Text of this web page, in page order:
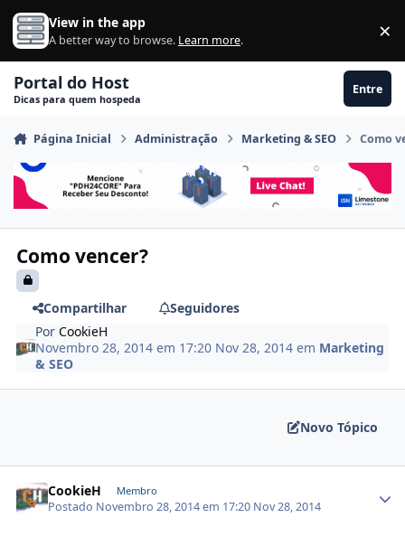
Ir para conteúdo
View in the app
A better way to browse. Learn more. ×
Portal do Host
Dicas para quem hospeda
Entre
Página Inicial Administração Marketing & SEO Como
Como vencer?
Compartilhar
Seguidores
PorCookieH
Novembro 28, 2014 em 17:20 Nov 28, 2014 em Marketing
& SEO
Novo Tópico
CookieH Membro
Postado Novembro 28, 2014 em 17:20 Nov 28, 2014